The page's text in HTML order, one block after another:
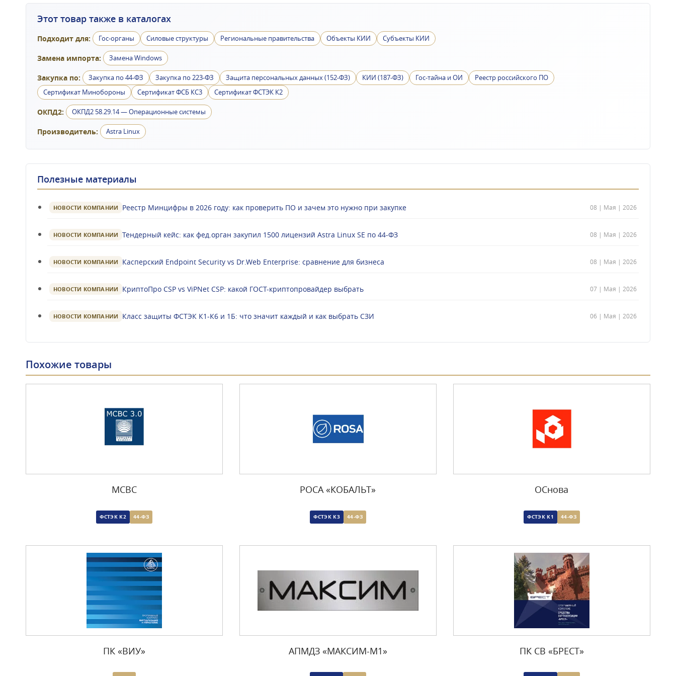
Этот товар также в каталогах
Подходит для: Гос-органы Силовые структуры Региональные правительства Объекты КИИ Субъекты КИИ
Замена импорта: Замена Windows
Закупка по: Закупка по 44-ФЗ Закупка по 223-ФЗ Защита персональных данных (152-ФЗ) КИИ (187-ФЗ) Гос-тайна и ОИ
Реестр российского ПО
Сертификат Минобороны
Сертификат ФСБ КС3 Сертификат ФСТЭК К2
ОКПД2: ОКПД2 58.29.14 — Операционные системы
Производитель: Astra Linux
Полезные материалы
НОВОСТИ КОМПАНИИ Реестр Минцифры в 2026 году: как проверить ПО и зачем это нужно при закупке 08 | Мая | 2026
НОВОСТИ КОМПАНИИ Тендерный кейс: как фед.орган закупил 1500 лицензий Astra Linux SE по 44-ФЗ 08 | Мая | 2026
НОВОСТИ КОМПАНИИ Касперский Endpoint Security vs Dr.Web Enterprise: сравнение для бизнеса 08 | Мая | 2026
НОВОСТИ КОМПАНИИ КриптоПро CSP vs ViPNet CSP: какой ГОСТ-криптопровайдер выбрать 07 | Мая | 2026
НОВОСТИ КОМПАНИИ Класс защиты ФСТЭК К1-К6 и 1Б: что значит каждый и как выбрать СЗИ 06 | Мая | 2026
Похожие товары
МСВС
ФСТЭК К2 44-ФЗ
РОСА «КОБАЛЬТ»
ФСТЭК К3 44-ФЗ
ОСнова
ФСТЭК К1 44-ФЗ
ПК «ВИУ» АПМДЗ «МАКСИМ-М1» ПК СВ «БРЕСТ»